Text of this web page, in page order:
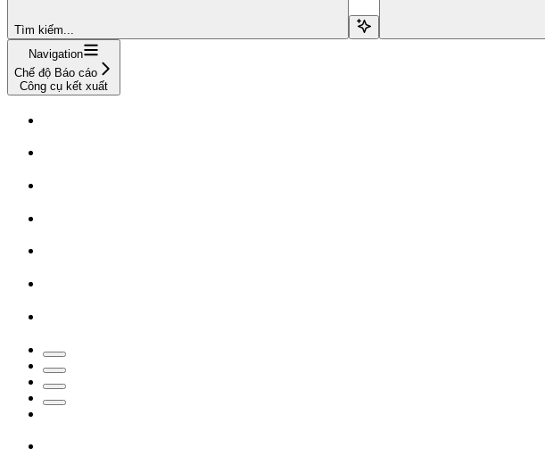
Tìm kiếm...
Navigation
Chế độ Báo cáo
Công cụ kết xuất